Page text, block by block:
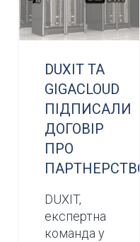
DUXIT ТА
GIGACLOUD
ПІДПИСАЛИ
ДОГОВІР
ПРО
ПАРТНЕРСТВО
DUXIT,
експертна
команда у